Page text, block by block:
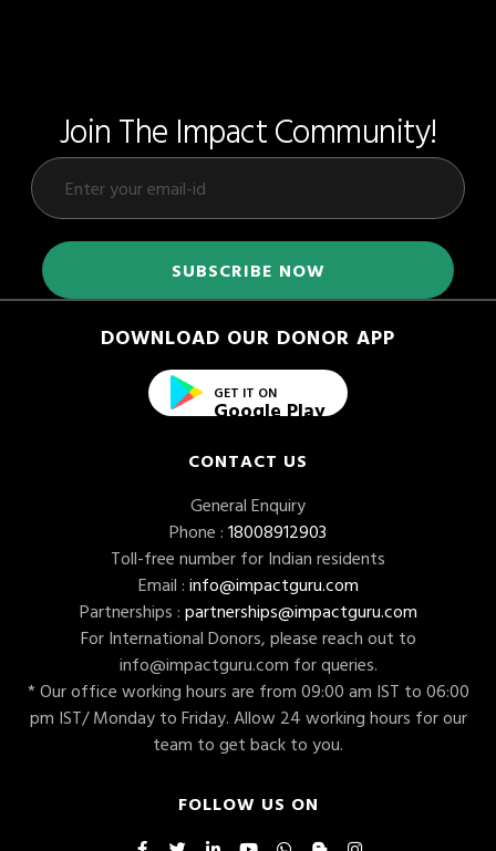
Join The Impact Community!
DOWNLOAD OUR DONOR APP
GET IT ON
Google Play
CONTACT US
General Enquiry
Phone : 18008912903
Toll-free number for Indian residents
Email : info@impactguru.com
Partnerships : partnerships@impactguru.com
For International Donors, please reach out to
info@impactguru.com for queries.
* Our office working hours are from 09:00 am IST to 06:00
pm IST/ Monday to Friday. Allow 24 working hours for our
team to get back to you.
FOLLOW US ON